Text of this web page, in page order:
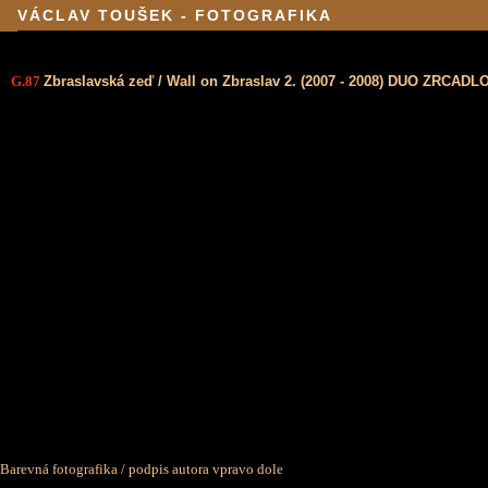
VÁCLAV TOUŠEK - FOTOGRAFIKA
G.87 Zbraslavská zeď / Wall on Zbraslav 2. (2007 - 2008) DUO
Barevná fotografika / podpis autora vpravo dole